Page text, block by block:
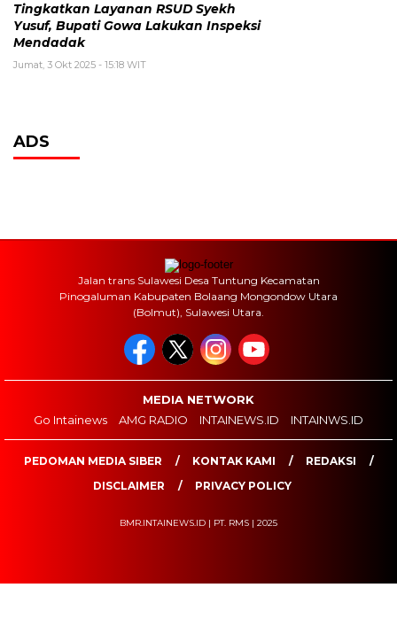
Tingkatkan Layanan RSUD Syekh
Yusuf, Bupati Gowa Lakukan Inspeksi
Mendadak
Jumat, 3 Okt 2025 - 15:18 WIT
ADS
Jalan trans Sulawesi Desa Tuntung Kecamatan
Pinogaluman Kabupaten Bolaang Mongondow Utara
(Bolmut), Sulawesi Utara.
MEDIA NETWORK
Go Intainews
AMG RADIO INTAINEWS.ID INTAINWS.ID
PEDOMAN MEDIA SIBER KONTAK KAMI
REDAKSI
DISCLAIMER
PRIVACY POLICY
BMR.INTAINEWS.ID | PT. RMS | 2025